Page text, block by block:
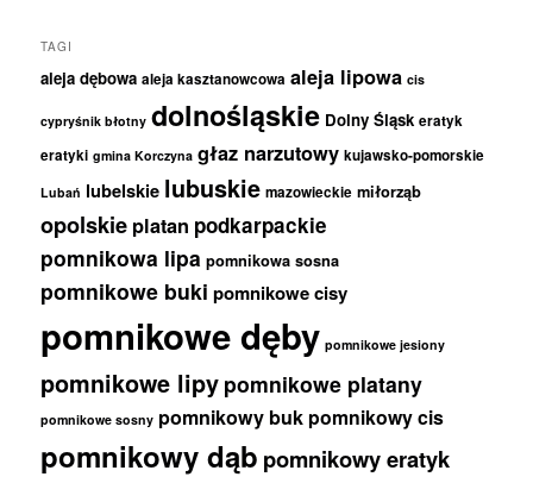
TAGI
aleja dębowa aleja kasztanowcowa aleja lipowa cis
cypryśnik błotny dolnośląskie Dolny Śląsk eratyk
eratyki gmina Korczyna głaz narzutowy kujawsko-pomorskie
Lubań lubelskie lubuskie mazowieckie miłorząb
opolskie platan podkarpackie
pomnikowa lipa pomnikowa sosna
pomnikowe buki pomnikowe cisy
pomnikowe dęby pomnikowe jesiony
pomnikowe lipy pomnikowe platany
pomnikowe sosny pomnikowy buk pomnikowy cis
pomnikowy dąb pomnikowy eratyk